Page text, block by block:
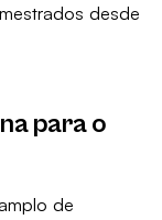
desde
para o
de